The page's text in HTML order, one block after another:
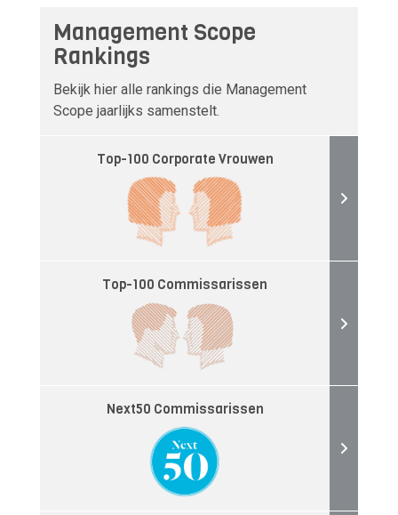
Management Scope
Rankings
Bekijk hier alle rankings die Management
Scope jaarlijks samenstelt.
Top-100 Corporate Vrouwen
Top-100 Commissarissen
Next50 Commissarissen